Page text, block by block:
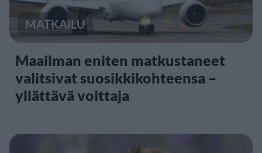
MATKAILU
Maailman eniten matkustaneet
valitsivat suosikkikohteensa –
yllättävä voittaja